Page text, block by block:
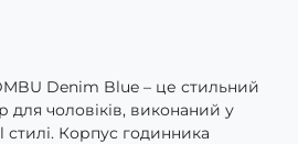
Denim Blue – це стильний
для чоловіків, виконаний у
Корпус годинника